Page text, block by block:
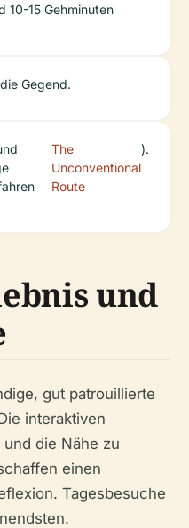
10-15 Gehminuten
Gegend.
The
Unconventional
Route
).
und
gut patrouillierte
interaktiven
die Nähe zu
einen
Tagesbesuche